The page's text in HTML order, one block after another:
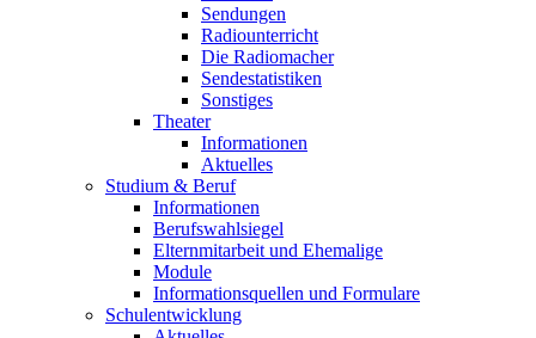
Sendungen
Radiounterricht
Die Radiomacher
Sendestatistiken
Sonstiges
Theater
Informationen
Aktuelles
Studium & Beruf
Informationen
Berufswahlsiegel
Elternmitarbeit und Ehemalige
Module
Informationsquellen und Formulare
Schulentwicklung